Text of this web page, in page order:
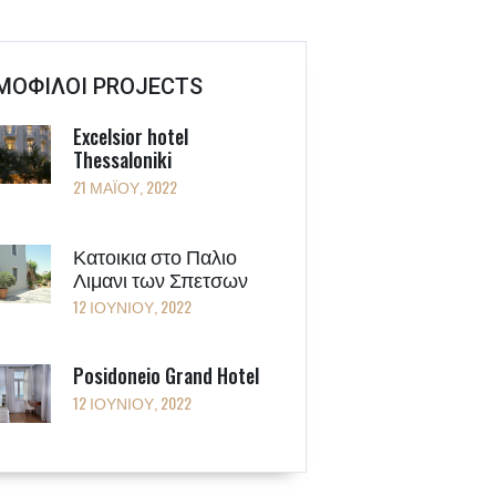
PROJECTS
Excelsior hotel
Thessaloniki
21 ΜΑΪ́ΟΥ, 2022
Κατοικια στο Παλιο
Λιμανι των Σπετσων
12 ΙΟΥΝΊΟΥ, 2022
Posidoneio Grand Hotel
12 ΙΟΥΝΊΟΥ, 2022